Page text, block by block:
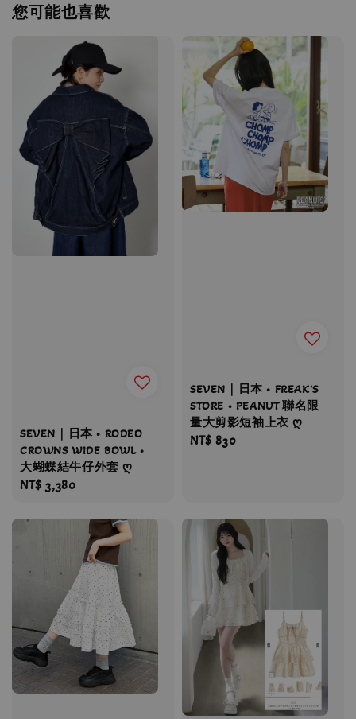
您可能也喜歡
SEVEN｜日本 • RODEO
CROWNS WIDE BOWL •
大蝴蝶結牛仔外套 ღ
Regular
NT$ 3,380
SEVEN｜日本 • FREAK'S
STORE • PEANUT 聯名限
量大剪影短袖上衣 ღ
Regular
NT$ 830